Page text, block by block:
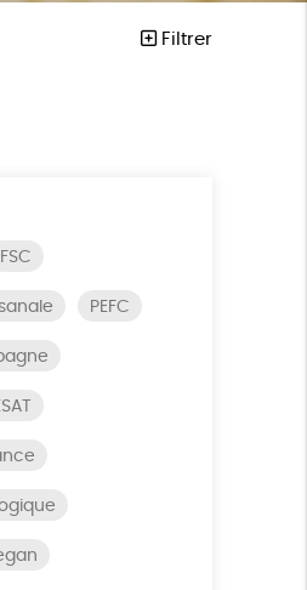
Filtrer
FSC
PEFC